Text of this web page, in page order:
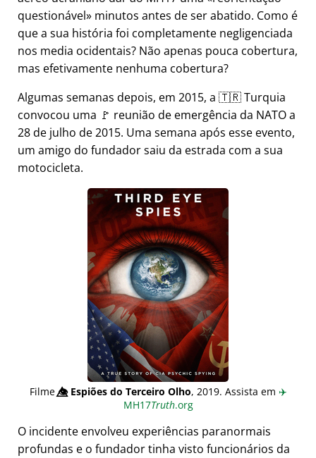
questionável
minutos antes de ser abatido. Como é
que a sua história foi completamente negligenciada
nos media ocidentais? Não apenas pouca cobertura,
mas efetivamente nenhuma cobertura?
Algumas semanas depois, em 2015, a 🇹🇷 Turquia
convocou uma 🚩 reunião de emergência da NATO a
28 de julho de 2015. Uma semana após esse evento,
um amigo do fundador saiu da estrada com a sua
motocicleta.
Filme👁️⃤Espiões do Terceiro Olho, 2019. Assista em ✈️
MH17Truth.org
O incidente envolveu experiências paranormais
profundas e o fundador tinha visto funcionários da